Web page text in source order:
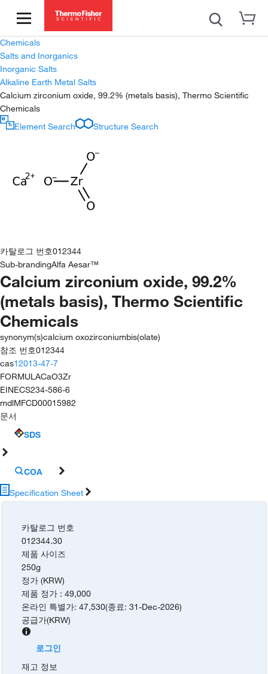
Chemicals
Salts and Inorganics
Inorganic Salts
Alkaline Earth Metal Salts
Calcium zirconium oxide, 99.2% (metals basis), Thermo Scientific
Chemicals
Element Search
Structure Search
카탈로그 번호012344
Sub-brandingAlfa Aesar™
Calcium zirconium oxide, 99.2%
(metals basis), Thermo Scientific
Chemicals
synonym(s)calcium oxozirconiumbis(olate)
참조 번호012344
cas12013-47-7
FORMULACaO3Zr
EINECS234-586-6
mdlMFCD00015982
문서
SDS
COA
Specification Sheet
카탈로그 번호
012344.30
제품 사이즈
250g
정가 (KRW)
제품 정가 :49,000
온라인 특별가:47,530(종료:31-Dec-2026)
공급가(KRW)
로그인
재고 정보